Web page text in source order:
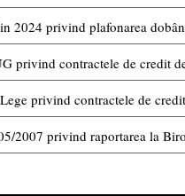
2024 privind plafonarea
privind contractele de credit
privind contractele de
2007 privind raportarea la